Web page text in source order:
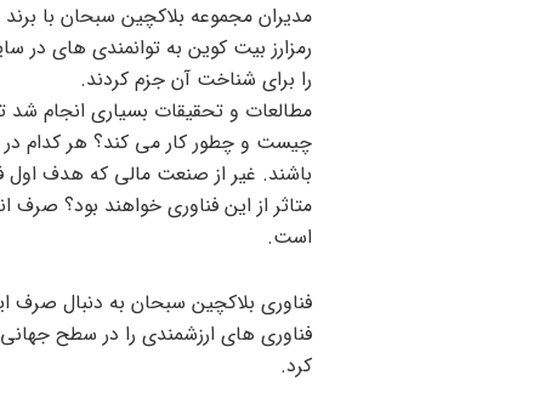
مدیران مجموعه بلاکچین سبحان با
رمزارز بیت کوین به توانمندی های در
را برای شناخت آن جزم کردند.
مطالعات و تحقیقات بسیاری انجام
چیست و چطور کار می کند؟ هر کدام در
باشند. غیر از صنعت مالی که هدف اول
متاثر از این فناوری خواهند بود؟
است.
فناوری بلاکچین سبحان به دنبال صرف
فناوری های ارزشمندی را در سطح
کرد.